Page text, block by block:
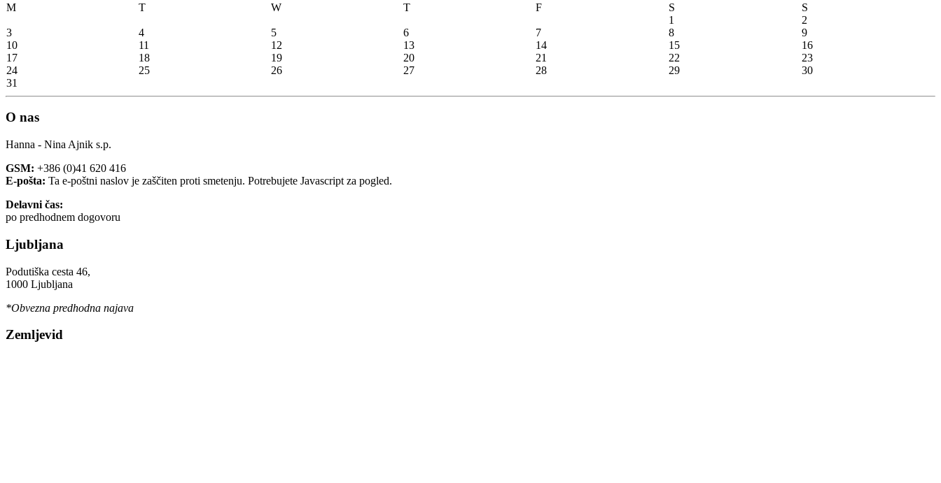
M
T W T F S
S
1
2
3
4 5 6 7 8
9
10
11 12 13 14 15
16
17
18 19 20 21 22
23
24
25 26 27 28 29
30
31
O nas
Hanna - Nina Ajnik s.p.
GSM: +386 (0)41 620 416
E-pošta: Ta e-poštni naslov je zaščiten proti smetenju. Potrebujete Javascript za pogled.
Delavni čas:
po predhodnem dogovoru
Ljubljana
Podutiška cesta 46,
1000 Ljubljana
*Obvezna predhodna najava
Zemljevid